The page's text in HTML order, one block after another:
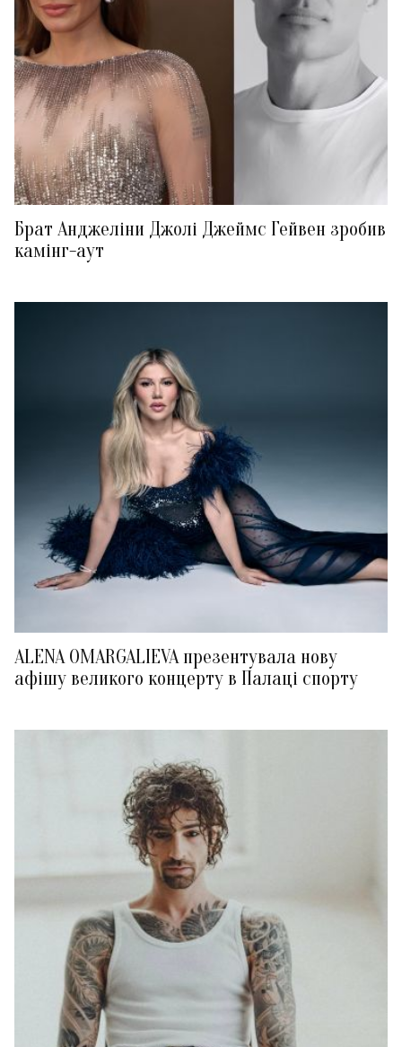
Брат Анджеліни Джолі Джеймс Гейвен зробив
камінг-аут
ALENA OMARGALIEVA презентувала нову
афішу великого концерту в Палаці спорту